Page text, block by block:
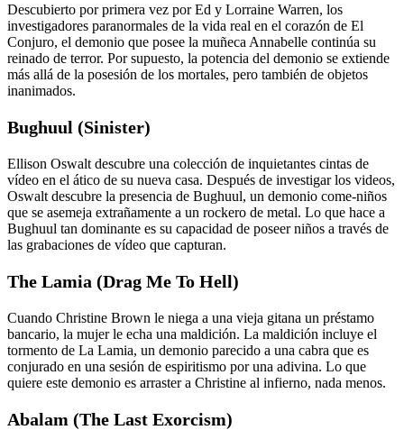
Descubierto por primera vez por Ed y Lorraine Warren, los
investigadores paranormales de la vida real en el corazón de El
Conjuro, el demonio que posee la muñeca Annabelle continúa su
reinado de terror. Por supuesto, la potencia del demonio se extiende
más allá de la posesión de los mortales, pero también de objetos
inanimados.
Bughuul (Sinister)
Ellison Oswalt descubre una colección de inquietantes cintas de
vídeo en el ático de su nueva casa. Después de investigar los videos,
Oswalt descubre la presencia de Bughuul, un demonio come-niños
que se asemeja extrañamente a un rockero de metal. Lo que hace a
Bughuul tan dominante es su capacidad de poseer niños a través de
las grabaciones de vídeo que capturan.
The Lamia (Drag Me To Hell)
Cuando Christine Brown le niega a una vieja gitana un préstamo
bancario, la mujer le echa una maldición. La maldición incluye el
tormento de La Lamia, un demonio parecido a una cabra que es
conjurado en una sesión de espiritismo por una adivina. Lo que
quiere este demonio es arraster a Christine al infierno, nada menos.
Abalam (The Last Exorcism)